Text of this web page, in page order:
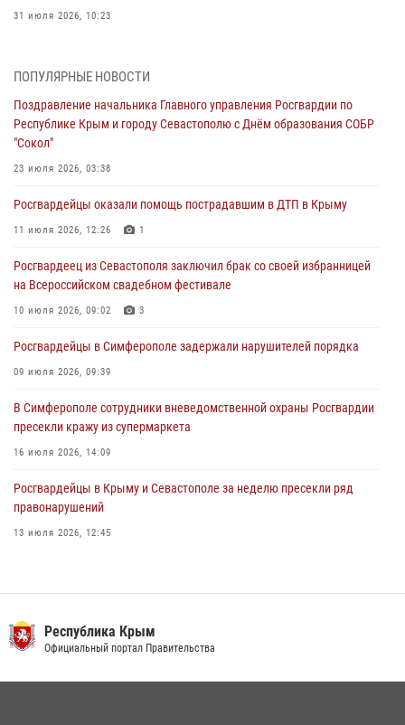
31 июля 2026, 10:23
объекте в Севастополе
Росгвардейцы Севастополя пресекли противоправные действия на
охраняемом объекте
29 июля 2026, 12:34
Росгвардейцы Крыма и Севастополя отметили День Крещения Руси
28 июля 2026, 14:18
В Симферополе сотрудники Росгвардии задержали подозреваемого
в краже из гипермаркета
24 июля 2026, 12:21
ПОПУЛЯРНЫЕ НОВОСТИ
Поздравление начальника Главного управления Росгвардии по
Республике Крым и городу Севастополю с Днём образования СОБР
"Сокол"
23 июля 2026, 03:38
Росгвардейцы оказали помощь пострадавшим в ДТП в Крыму
11 июля 2026, 12:26 1
Росгвардеец из Севастополя заключил брак со своей избранницей
на Всероссийском свадебном фестивале
10 июля 2026, 09:02 3
Росгвардейцы в Симферополе задержали нарушителей порядка
09 июля 2026, 09:39
В Симферополе сотрудники вневедомственной охраны Росгвардии
пресекли кражу из супермаркета
16 июля 2026, 14:09
Росгвардейцы в Крыму и Севастополе за неделю пресекли ряд
правонарушений
13 июля 2026, 12:45
21 июля 2026, 13:18
Росгвардия в Крыму и Севастополе задержала ряд
правонарушителей
Республика Крым
Официальный портал Правительства